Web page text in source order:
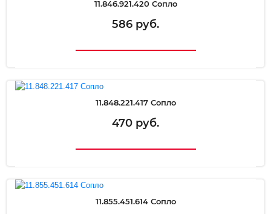
11.846.921.420 Сопло
586 руб.
11.848.221.417 Сопло
470 руб.
11.855.451.614 Сопло